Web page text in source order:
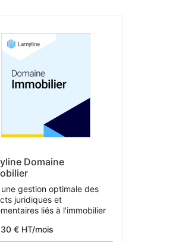
Domaine
une gestion optimale des
juridiques et
liés à l'immobilier
€ HT/mois